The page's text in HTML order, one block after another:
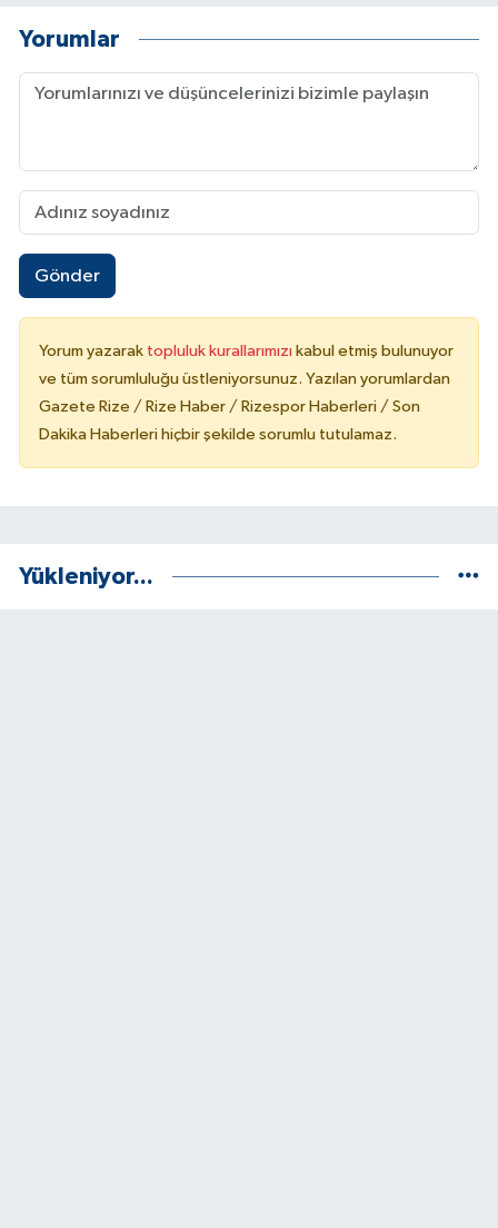
Yorumlar
Gönder
Yorum yazarak topluluk kurallarımızı kabul etmiş bulunuyor
ve tüm sorumluluğu üstleniyorsunuz. Yazılan yorumlardan
Gazete Rize / Rize Haber / Rizespor Haberleri / Son
Dakika Haberleri hiçbir şekilde sorumlu tutulamaz.
Yükleniyor...